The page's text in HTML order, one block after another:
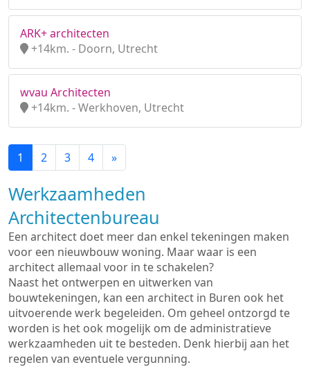
ARK+ architecten
+14km. - Doorn, Utrecht
wvau Architecten
+14km. - Werkhoven, Utrecht
1 2 3 4 »
Werkzaamheden
Architectenbureau
Een architect doet meer dan enkel tekeningen maken
voor een nieuwbouw woning. Maar waar is een
architect allemaal voor in te schakelen?
Naast het ontwerpen en uitwerken van
bouwtekeningen, kan een architect in Buren ook het
uitvoerende werk begeleiden. Om geheel ontzorgd te
worden is het ook mogelijk om de administratieve
werkzaamheden uit te besteden. Denk hierbij aan het
regelen van eventuele vergunning.